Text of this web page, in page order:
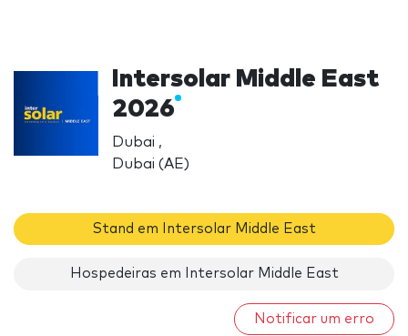
Intersolar Middle East
2026
Dubai ,
Dubai (AE)
Stand em Intersolar Middle East
Hospedeiras em Intersolar Middle East
Notificar um erro